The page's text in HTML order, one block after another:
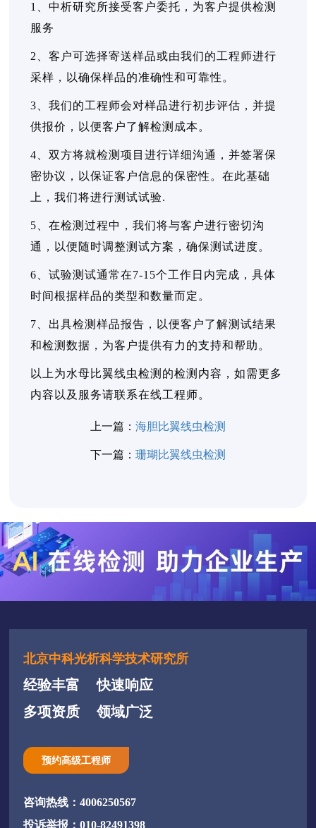
1、中析研究所接受客户委托，为客户提供检测
服务
2、客户可选择寄送样品或由我们的工程师进行
采样，以确保样品的准确性和可靠性。
3、我们的工程师会对样品进行初步评估，并提
供报价，以便客户了解检测成本。
4、双方将就检测项目进行详细沟通，并签署保
密协议，以保证客户信息的保密性。在此基础
上，我们将进行测试试验.
5、在检测过程中，我们将与客户进行密切沟
通，以便随时调整测试方案，确保测试进度。
6、试验测试通常在7-15个工作日内完成，具体
时间根据样品的类型和数量而定。
7、出具检测样品报告，以便客户了解测试结果
和检测数据，为客户提供有力的支持和帮助。
以上为水母比翼线虫检测的检测内容，如需更多
内容以及服务请联系在线工程师。
上一篇： 海胆比翼线虫检测
下一篇： 珊瑚比翼线虫检测
北京中科光析科学技术研究所
经验丰富
快速响应
多项资质
领域广泛
预约高级工程师
咨询热线：4006250567
投诉举报：010-82491398